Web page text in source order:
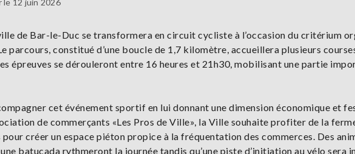
le 12 juin 2026
de Bar-le-Duc se transformera en circuit cycliste à l’occasion du critérium
parcours, constitué d’une boucle de 1,7 kilomètre, accueillera plusieurs
épreuves se dérouleront entre 16 heures et 21h30, mobilisant une partie
cet événement sportif en lui donnant une dimension économique et
de commerçants «Les Pros de Ville», la Ville souhaite profiter de la
créer un espace piéton propice à la fréquentation des commerces. Des
batucada rythmeront la journée tandis qu’une piste d’initiation au vélo sera